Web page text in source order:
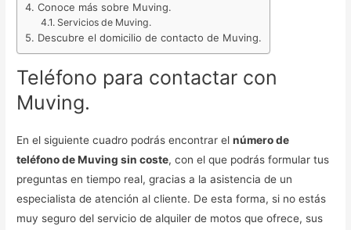
Conoce más sobre Muving.
Servicios de Muving.
Descubre el domicilio de contacto de Muving.
Teléfono para contactar con
Muving.
En el siguiente cuadro podrás encontrar elnúmero de
teléfono de Muving sin coste, con el que podrás formular tus
preguntas en tiempo real, gracias a la asistencia de un
especialista de atención al cliente. De esta forma, si no estás
muy seguro del servicio de alquiler de motos que ofrece, sus